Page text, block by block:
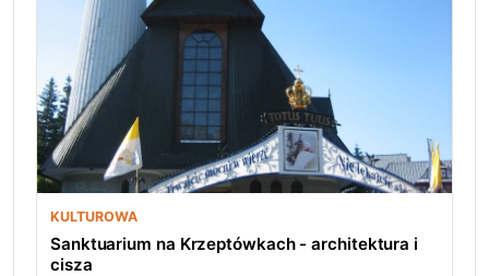
KULTUROWA
Sanktuarium na Krzeptówkach - architektura i
cisza